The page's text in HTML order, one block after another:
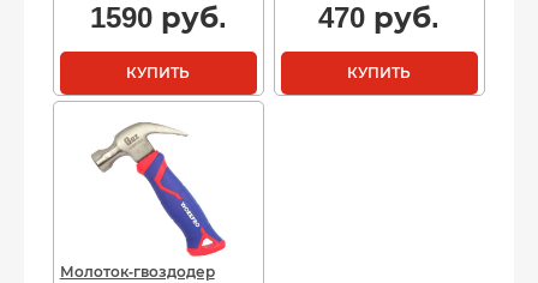
1590руб.
КУПИТЬ
470 руб.
КУПИТЬ
Молоток-гвоздодер